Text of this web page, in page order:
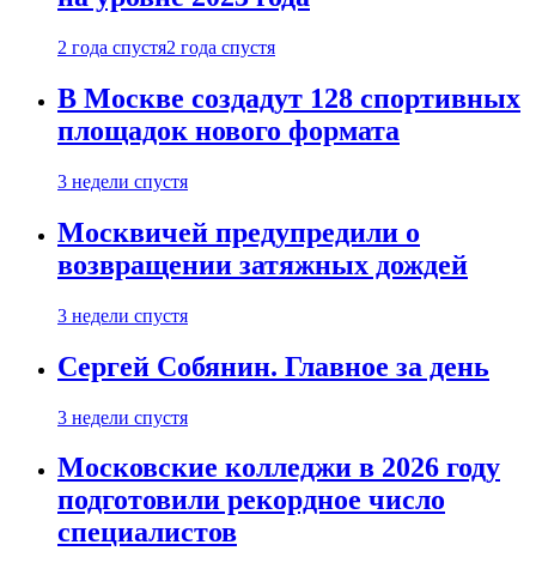
2 года спустя2 года спустя
В Москве создадут 128 спортивных
площадок нового формата
3 недели спустя
Москвичей предупредили о
возвращении затяжных дождей
3 недели спустя
Сергей Собянин. Главное за день
3 недели спустя
Московские колледжи в 2026 году
подготовили рекордное число
специалистов